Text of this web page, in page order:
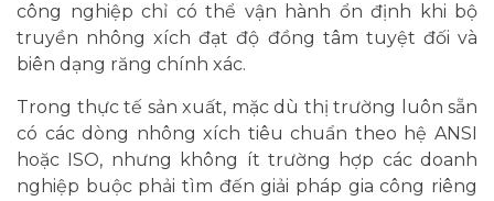
công nghiệp chỉ có thể vận hành ổn định khi bộ
truyền nhông xích đạt độ đồng tâm tuyệt đối và
biên dạng răng chính xác.
Trong thực tế sản xuất, mặc dù thị trường luôn sẵn
có các dòng nhông xích tiêu chuẩn theo hệ ANSI
hoặc ISO, nhưng không ít trường hợp các doanh
nghiệp buộc phải tìm đến giải pháp gia công riêng